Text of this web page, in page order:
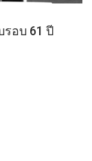
รอบ 61 ปี